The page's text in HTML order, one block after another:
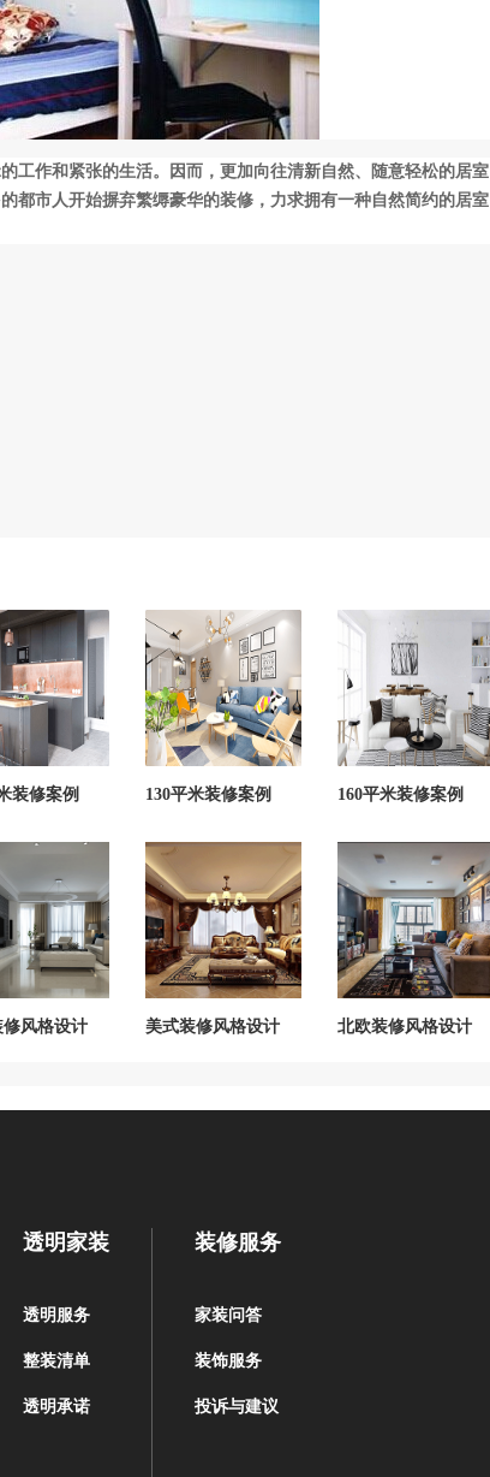
工作和紧张的生活。因而，更加向往清新自然、随意轻松的居室
都市人开始摒弃繁缛豪华的装修，力求拥有一种自然简约的居室
装修案例 130平米装修案例 160平米装修案例
风格设计 美式装修风格设计 北欧装修风格设计
透明家装
透明服务
整装清单
透明承诺
装修服务
家装问答
装饰服务
投诉与建议